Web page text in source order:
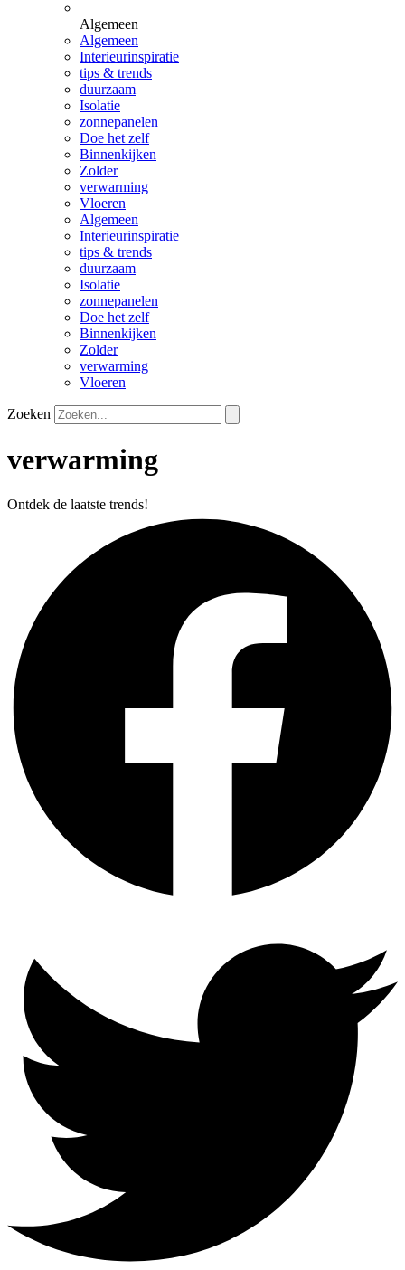
Algemeen
Algemeen
Interieurinspiratie
tips & trends
duurzaam
Isolatie
zonnepanelen
Doe het zelf
Binnenkijken
Zolder
verwarming
Vloeren
Algemeen
Interieurinspiratie
tips & trends
duurzaam
Isolatie
zonnepanelen
Doe het zelf
Binnenkijken
Zolder
verwarming
Vloeren
Zoeken
verwarming
Ontdek de laatste trends!